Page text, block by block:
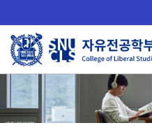
로
메